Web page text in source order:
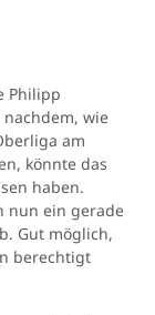
Philipp
wie
am
könnte das
haben.
nun ein gerade
Gut möglich,
berechtigt